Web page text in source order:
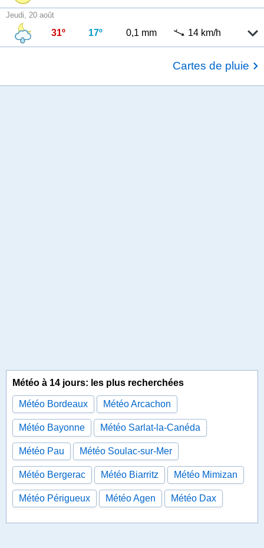
Jeudi, 20 août
31º 17º 0,1 mm 14 km/h
Cartes de pluie
Météo à 14 jours: les plus recherchées
Météo Bordeaux Météo Arcachon
Météo Bayonne Météo Sarlat-la-Canéda
Météo Pau Météo Soulac-sur-Mer
Météo Bergerac Météo Biarritz Météo Mimizan
Météo Périgueux Météo Agen Météo Dax